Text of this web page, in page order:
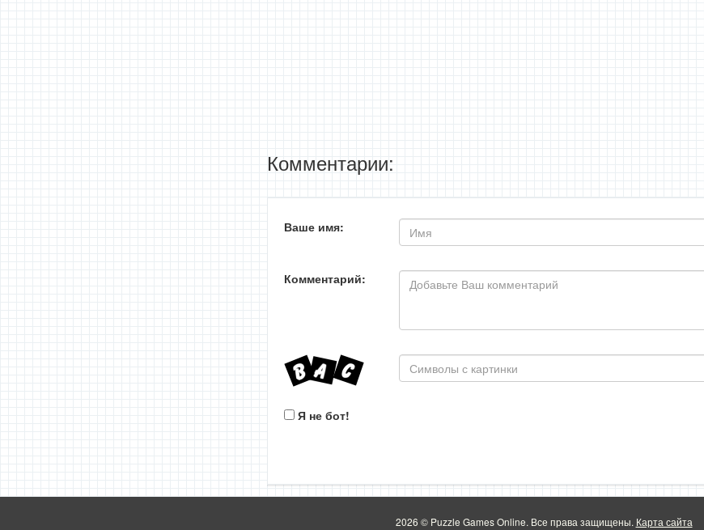
Комментарии:
Ваше имя:
Комментарий:
Я не бот!
2026 © Puzzle Games Online. Все права защищены. Карта сайта